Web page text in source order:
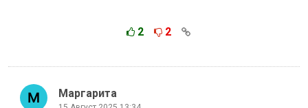
2 2
Маргарита